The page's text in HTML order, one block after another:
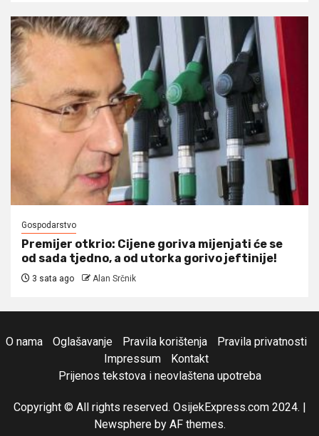
Gospodarstvo
Premijer otkrio: Cijene goriva mijenjati će se
od sada tjedno, a od utorka gorivo jeftinije!
3 sata ago Alan Srčnik
O nama Oglašavanje Pravila korištenja
Pravila privatnosti
Impressum
Kontakt
Prijenos tekstova i neovlaštena upotreba
Copyright © All rights reserved. OsijekExpress.com 2024. |
Newsphereby AF themes.